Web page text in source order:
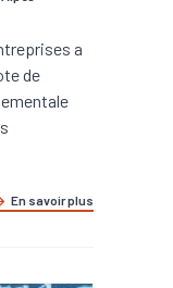
a
de
En savoir plus